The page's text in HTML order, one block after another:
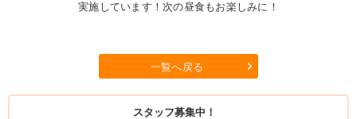
実施しています！次の昼食もお楽しみに！
一覧へ戻る
スタッフ募集中！